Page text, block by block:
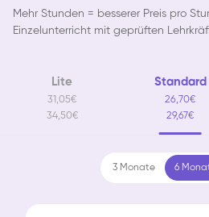
Mehr Stunden = besserer Preis pro
Einzelunterricht mit geprüften
Lite
31,05€
34,50€
Standard
26,70€
29,67€
3 Monate 6